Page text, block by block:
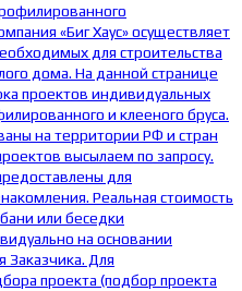
«Биг Хаус» осуществляет
для строительства
дома. На данной странице
проектов индивидуальных
и клееного бруса.
на территории РФ и стран
высылаем по запросу.
для
Реальная стоимость
или беседки
на основании
Заказчика. Для
проекта (подбор проекта